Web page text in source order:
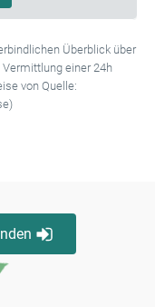
Überblick über
einer 24h
von Quelle: